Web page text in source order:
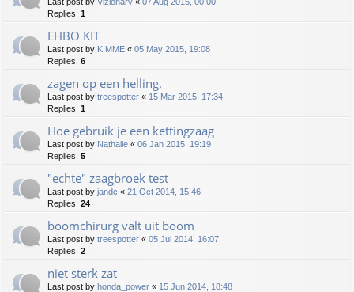
Replies: 1
EHBO KIT
Last post by KIMME « 05 May 2015, 19:08
Replies: 6
zagen op een helling.
Last post by treespotter « 15 Mar 2015, 17:34
Replies: 1
Hoe gebruik je een kettingzaag
Last post by Nathalie « 06 Jan 2015, 19:19
Replies: 5
"echte" zaagbroek test
Last post by jandc « 21 Oct 2014, 15:46
Replies: 24
boomchirurg valt uit boom
Last post by treespotter « 05 Jul 2014, 16:07
Replies: 2
niet sterk zat
Last post by honda_power « 15 Jun 2014, 18:48